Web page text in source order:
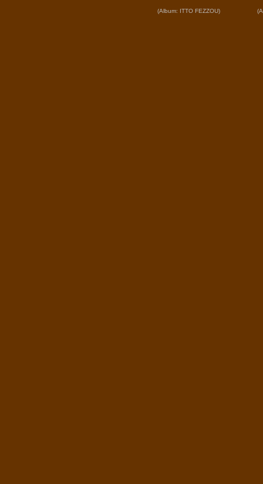
(Album: ITTO FEZZOU)